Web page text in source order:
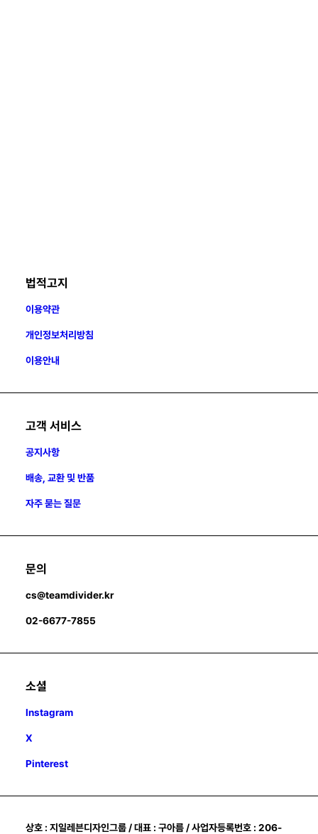
법적고지
이용약관
개인정보처리방침
이용안내
고객 서비스
공지사항
배송, 교환 및 반품
자주 묻는 질문
문의
cs@teamdivider.kr
02-6677-7855
소셜
Instagram
X
Pinterest
상호 : 지일레븐디자인그룹 / 대표 : 구아름 / 사업자등록번호 : 206-